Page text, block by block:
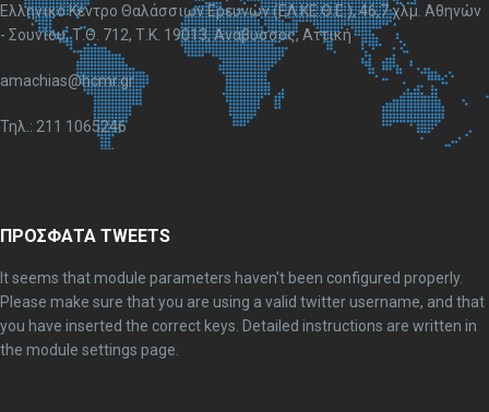
Ελληνικό Κέντρο Θαλάσσιων Ερευνών (ΕΛ.ΚΕ.Θ.Ε.), 46,7 χλμ. Αθηνών
- Σουνίου, Τ.Θ. 712, Τ.Κ. 19013, Ανάβυσσος, Αττική
amachias@hcmr.gr
Τηλ.: 211 1065246
ΠΡΟΣΦΑΤΑ TWEETS
It seems that module parameters haven't been configured properly.
Please make sure that you are using a valid twitter username, and that
you have inserted the correct keys. Detailed instructions are written in
the module settings page.